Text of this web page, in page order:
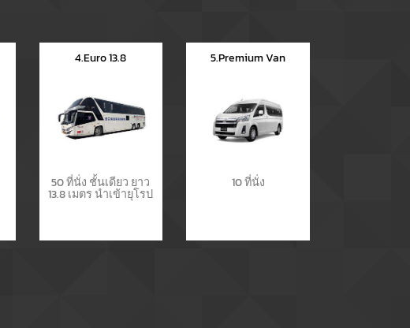
4.Euro 13.8
50 ที่นั่ง ชั้นเดียว ยาว
13.8 เมตร นำเข้ายุโรป
5.Premium Van
10 ที่นั่ง